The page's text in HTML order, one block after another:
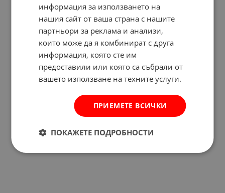
информация за използването на
нашия сайт от ваша страна с нашите
партньори за реклама и анализи,
които може да я комбинират с друга
информация, която сте им
предоставили или която са събрали от
вашето използване на техните услуги.
ПРИЕМЕТЕ ВСИЧКИ
ПОКАЖЕТЕ ПОДРОБНОСТИ